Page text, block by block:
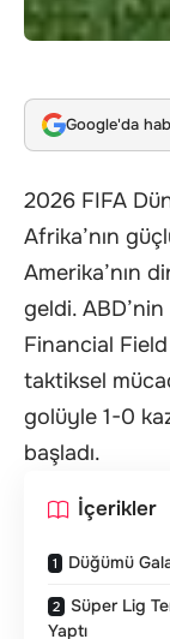
Google'da
2026 FIFA
Afrika’nın
Amerika’nın
geldi.
Financial
taktiksel
golüyle 1-0
başladı.
İçerikler
Düğümü
Süper Lig
Yaptı